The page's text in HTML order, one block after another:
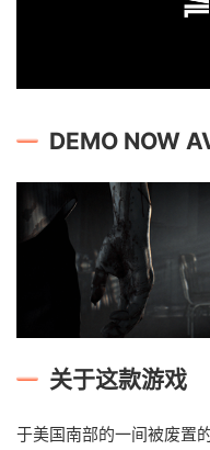
DEMO NOW
关于这款游戏
于美国南部的一间被废置